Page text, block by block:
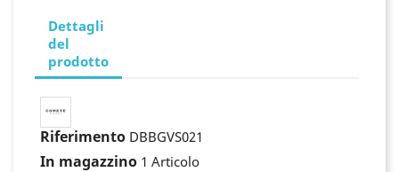
Dettagli
del
prodotto
Riferimento DBBGVS021
In magazzino 1 Articolo